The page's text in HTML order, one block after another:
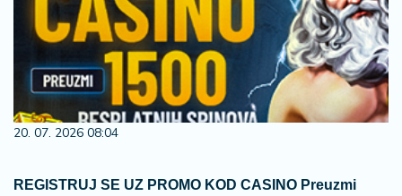
20. 07. 2026 08:04
REGISTRUJ SE UZ PROMO KOD CASINO Preuzmi